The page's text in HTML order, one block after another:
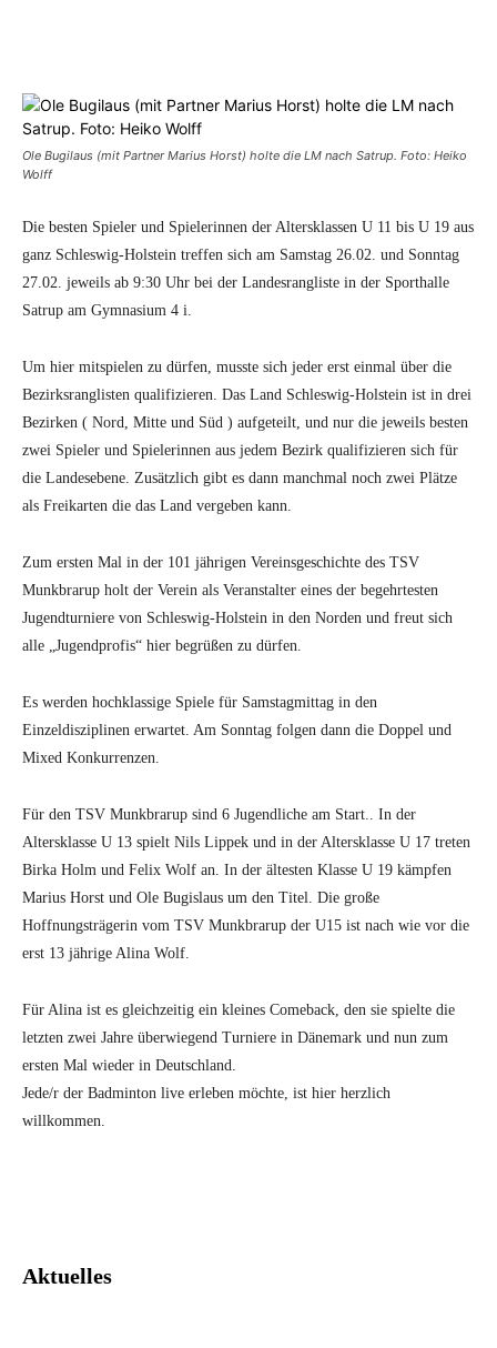
Ole Bugilaus (mit Partner Marius Horst) holte die LM nach Satrup. Foto: Heiko
Wolff
Die besten Spieler und Spielerinnen der Altersklassen U 11 bis U 19 aus
ganz Schleswig-Holstein treffen sich am Samstag 26.02. und Sonntag
27.02. jeweils ab 9:30 Uhr bei der Landesrangliste in der Sporthalle
Satrup am Gymnasium 4 i.
Um hier mitspielen zu dürfen, musste sich jeder erst einmal über die
Bezirksranglisten qualifizieren. Das Land Schleswig-Holstein ist in drei
Bezirken ( Nord, Mitte und Süd ) aufgeteilt, und nur die jeweils besten
zwei Spieler und Spielerinnen aus jedem Bezirk qualifizieren sich für
die Landesebene. Zusätzlich gibt es dann manchmal noch zwei Plätze
als Freikarten die das Land vergeben kann.
Zum ersten Mal in der 101 jährigen Vereinsgeschichte des TSV
Munkbrarup holt der Verein als Veranstalter eines der begehrtesten
Jugendturniere von Schleswig-Holstein in den Norden und freut sich
alle „Jugendprofis“ hier begrüßen zu dürfen.
Es werden hochklassige Spiele für Samstagmittag in den
Einzeldisziplinen erwartet. Am Sonntag folgen dann die Doppel und
Mixed Konkurrenzen.
Für den TSV Munkbrarup sind 6 Jugendliche am Start.. In der
Altersklasse U 13 spielt Nils Lippek und in der Altersklasse U 17 treten
Birka Holm und Felix Wolf an. In der ältesten Klasse U 19 kämpfen
Marius Horst und Ole Bugislaus um den Titel. Die große
Hoffnungsträgerin vom TSV Munkbrarup der U15 ist nach wie vor die
erst 13 jährige Alina Wolf.
Für Alina ist es gleichzeitig ein kleines Comeback, den sie spielte die
letzten zwei Jahre überwiegend Turniere in Dänemark und nun zum
ersten Mal wieder in Deutschland.
Jede/r der Badminton live erleben möchte, ist hier herzlich
willkommen.
Aktuelles